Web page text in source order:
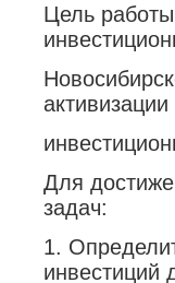
Цель
активизации
Для
задач:
1.
инвестиций